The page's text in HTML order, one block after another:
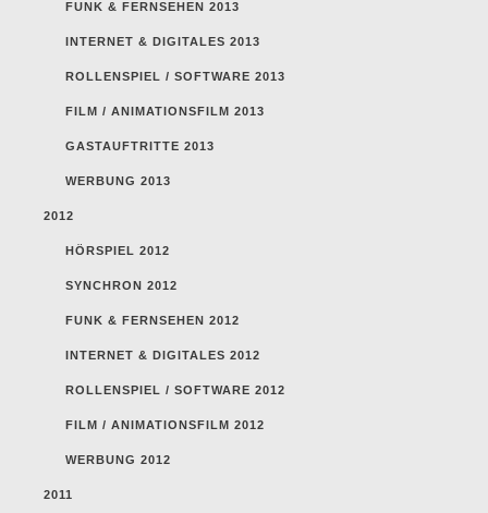
FUNK & FERNSEHEN 2013
INTERNET & DIGITALES 2013
ROLLENSPIEL / SOFTWARE 2013
FILM / ANIMATIONSFILM 2013
GASTAUFTRITTE 2013
WERBUNG 2013
2012
HÖRSPIEL 2012
SYNCHRON 2012
FUNK & FERNSEHEN 2012
INTERNET & DIGITALES 2012
ROLLENSPIEL / SOFTWARE 2012
FILM / ANIMATIONSFILM 2012
WERBUNG 2012
2011